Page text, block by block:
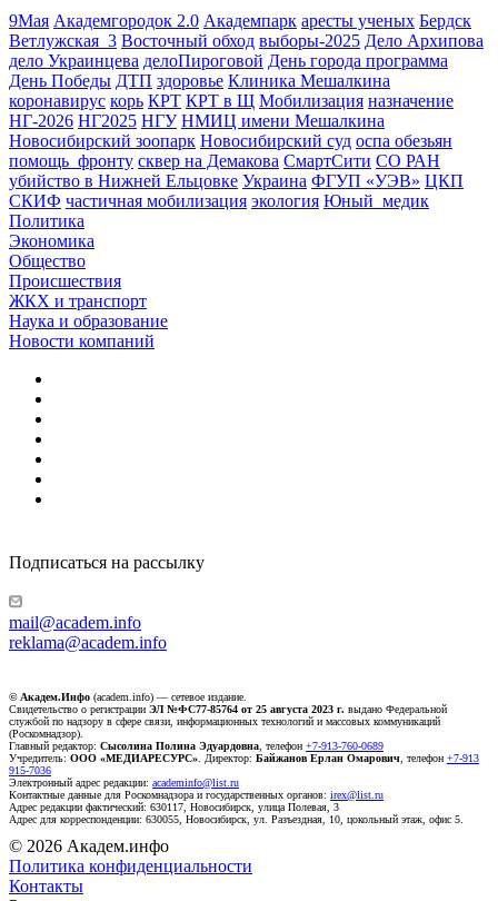
9Мая Академгородок 2.0 Академпарк аресты ученых Бердск
Ветлужская_3 Восточный обход выборы-2025 Дело Архипова
дело Украинцева делоПироговой День города программа
День Победы ДТП здоровье Клиника Мешалкина
коронавирус корь КРТ КРТ в Щ Мобилизация назначение
НГ-2026 НГ2025 НГУ НМИЦ имени Мешалкина
Новосибирский зоопарк Новосибирский суд оспа обезьян
помощь_фронту сквер на Демакова СмартСити СО РАН
убийство в Нижней Ельцовке Украина ФГУП «УЭВ» ЦКП
СКИФ частичная мобилизация экология Юный_медик
Политика
Экономика
Общество
Происшествия
ЖКХ и транспорт
Наука и образование
Новости компаний
Подписаться на рассылку
mail@academ.info
reklama@academ.info
© Академ.Инфо (academ.info) — сетевое издание.
Свидетельство о регистрации ЭЛ №ФС77-85764 от 25 августа 2023 г. выдано Федеральной
службой по надзору в сфере связи, информационных технологий и массовых коммуникаций
(Роскомнадзор).
Главный редактор: Сысолина Полина Эдуардовна , телефон +7-913-760-0689
Учредитель: ООО «МЕДИАРЕСУРС» . Директор: Байжанов Ерлан Омарович , телефон +7-913
915-7036
Электронный адрес редакции: academinfo@list.ru
Контактные данные для Роскомнадзора и государственных органов: irex@list.ru
Адрес редакции фактический: 630117, Новосибирск, улица Полевая, 3
Адрес для корреспонденции: 630055, Новосибирск, ул. Разъездная, 10, цокольный этаж, офис 5.
© 2026 Академ.инфо
Политика конфиденциальности
Контакты